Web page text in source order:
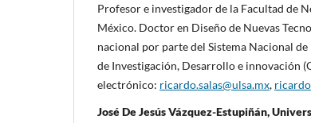
Profesor e investigador de la Facultad de
México. Doctor en Diseño de Nuevas
nacional por parte del Sistema Nacional
de Investigación, Desarrollo e innovación
electrónico: ricardo.salas@ulsa.mx,
José De Jesús Vázquez-Estupiñán,